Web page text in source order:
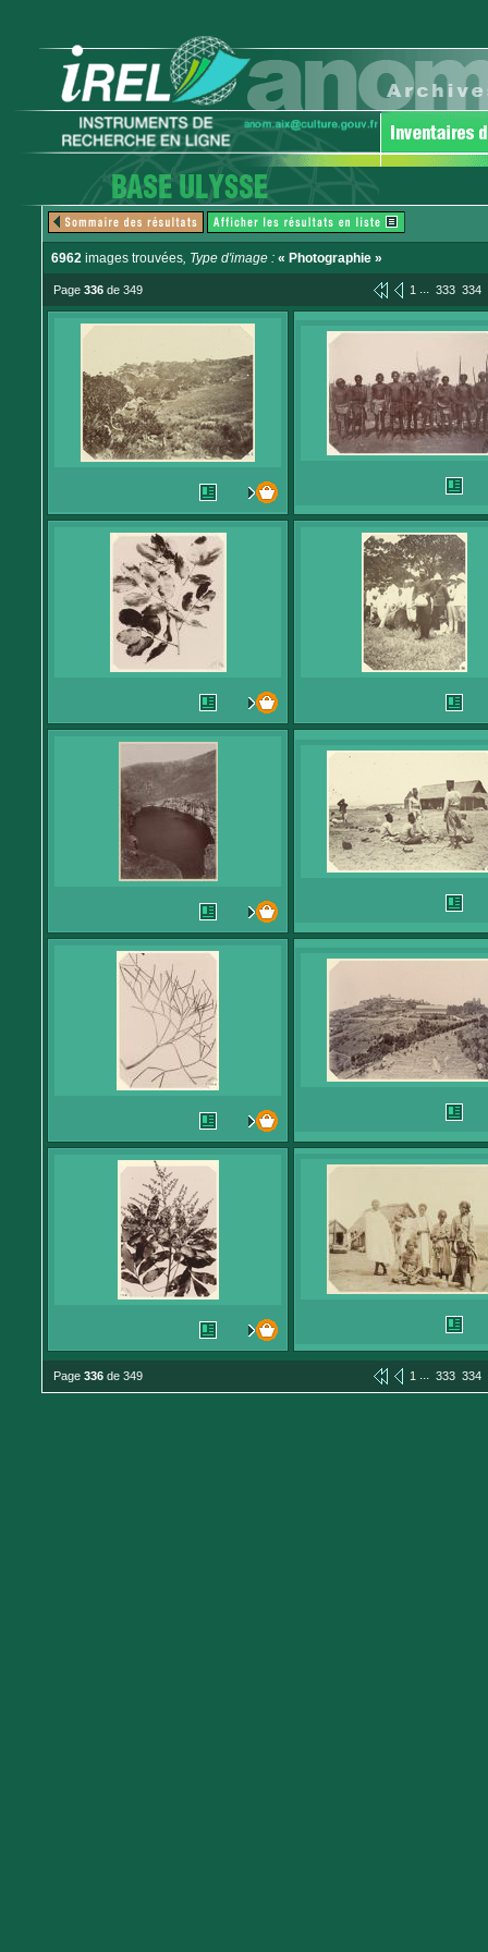
6962 images trouvées, Type d'image : « Photographie »
Page 336 de 349 1 ... 333 334
Page 336 de 349 1 ... 333 334